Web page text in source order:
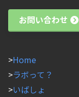
お問い合わせ
>Home
>ラボって？
>いばしょ